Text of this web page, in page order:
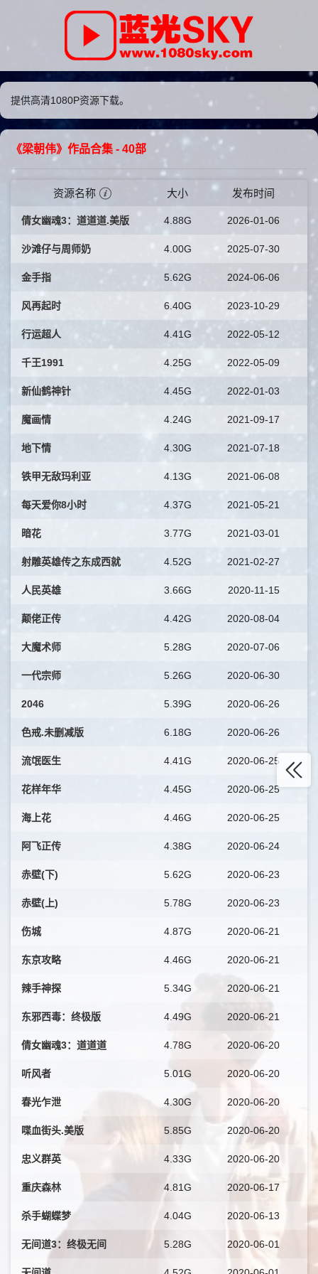
提供高清1080P资源下载。
《梁朝伟》作品合集 - 40部
资源名称 大小 发布时间
倩女幽魂3：道道道.美版 4.88G 2026-01-06
沙滩仔与周师奶 4.00G 2025-07-30
金手指 5.62G 2024-06-06
风再起时 6.40G 2023-10-29
行运超人 4.41G 2022-05-12
千王1991 4.25G 2022-05-09
新仙鹤神针 4.45G 2022-01-03
魔画情 4.24G 2021-09-17
地下情 4.30G 2021-07-18
铁甲无敌玛利亚 4.13G 2021-06-08
每天爱你8小时 4.37G 2021-05-21
暗花 3.77G 2021-03-01
射雕英雄传之东成西就 4.52G 2021-02-27
人民英雄 3.66G 2020-11-15
颠佬正传 4.42G 2020-08-04
大魔术师 5.28G 2020-07-06
一代宗师 5.26G 2020-06-30
2046 5.39G 2020-06-26
色戒.未删减版 6.18G 2020-06-26
流氓医生 4.41G 2020-06-25
花样年华 4.45G 2020-06-25
海上花 4.46G 2020-06-25
阿飞正传 4.38G 2020-06-24
赤壁(下) 5.62G 2020-06-23
赤壁(上) 5.78G 2020-06-23
伤城 4.87G 2020-06-21
东京攻略 4.46G 2020-06-21
辣手神探 5.34G 2020-06-21
东邪西毒：终极版 4.49G 2020-06-21
倩女幽魂3：道道道 4.78G 2020-06-20
听风者 5.01G 2020-06-20
春光乍泄 4.30G 2020-06-20
喋血街头.美版 5.85G 2020-06-20
忠义群英 4.33G 2020-06-20
重庆森林 4.81G 2020-06-17
杀手蝴蝶梦 4.04G 2020-06-13
无间道3：终极无间 5.28G 2020-06-01